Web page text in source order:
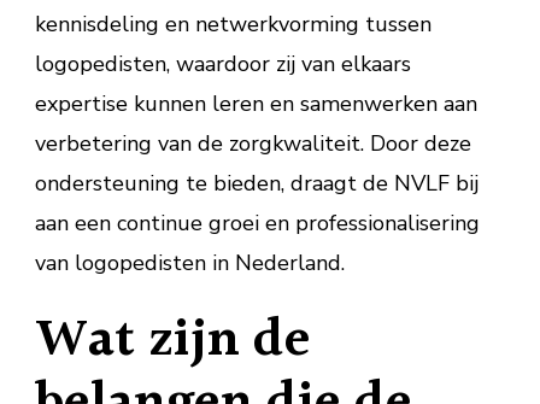
kennisdeling en netwerkvorming tussen
logopedisten, waardoor zij van elkaars
expertise kunnen leren en samenwerken aan
verbetering van de zorgkwaliteit. Door deze
ondersteuning te bieden, draagt de NVLF bij
aan een continue groei en professionalisering
van logopedisten in Nederland.
Wat zijn de